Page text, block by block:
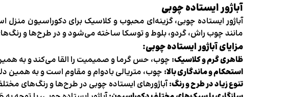
آباژور ایستاده چوبی
آباژور ایستاده چوبی، گزینه‌ای محبوب و کلاسیک برای دکوراسیون
مانند چوب راش، گردو، بلوط و توسکا ساخته می‌شود و در طرح‌ها و
مزایای آباژور ایستاده چوبی:
ظاهری گرم و کلاسیک: چوب، حس گرما و صمیمیت را القا می‌کند و به
استحکام و ماندگاری بالا: چوب، متریالی بادوام و مقاوم است و به همین
تنوع زیاد در طرح و رنگ:آباژورهای ایستاده چوبی در طرح‌ها و رنگ‌های